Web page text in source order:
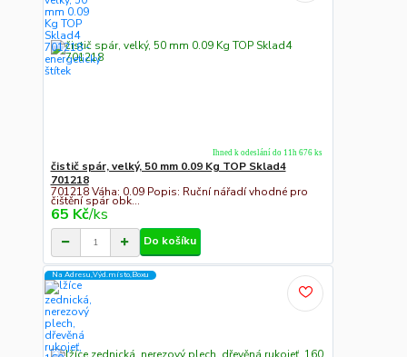
čistič spár, velký, 50 mm 0.09 Kg TOP Sklad4
701218
701218 Váha: 0.09 Popis: Ruční nářadí vhodné pro
čištění spár obk...
65 Kč/ks
Ihned k odeslání do 11h 676 ks
Do košíku
Na Adresu,Výd.místo,Boxu